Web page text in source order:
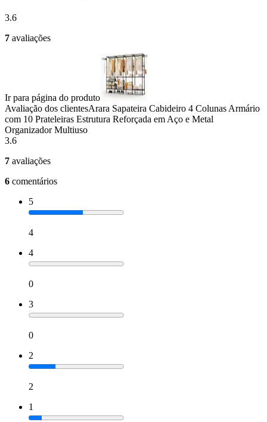
3.6
7 avaliações
Ir para página do produto
Avaliação dos clientesArara Sapateira Cabideiro 4 Colunas Armário
com 10 Prateleiras Estrutura Reforçada em Aço e Metal
Organizador Multiuso
3.6
7 avaliações
6 comentários
5
4
4
0
3
0
2
2
1